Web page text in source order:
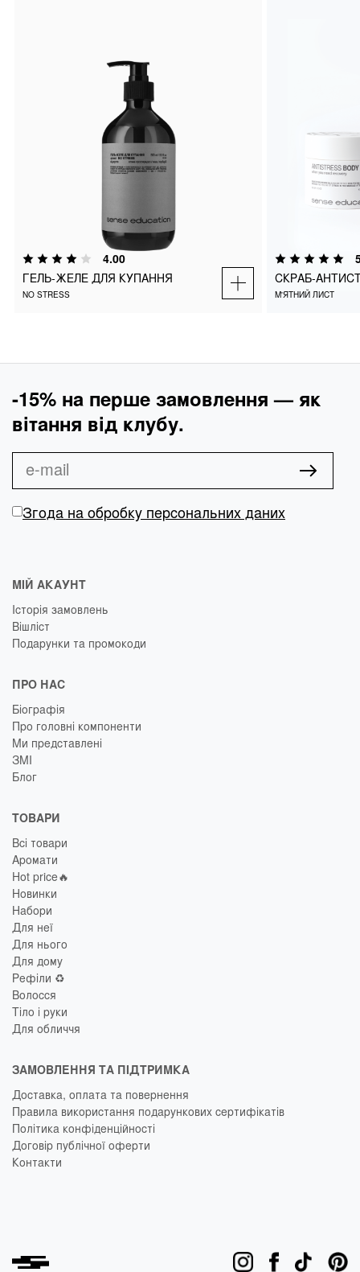
4.00
ГЕЛЬ-ЖЕЛЕ ДЛЯ КУПАННЯ
NO STRESS
ГЕЛЬ-ЖЕЛЕ ДЛЯ КУПАННЯ
ДОДАТИ В КОШИК₴
СКРАБ-
М'ЯТНИЙ ЛИСТ
-15% на перше замовлення — як
вітання від клубу.
Згода на обробку персональних даних
МІЙ АКАУНТ
Історія замовлень
Вішліст
Подарунки та промокоди
ПРО НАС
Біографія
Про головні компоненти
Ми представлені
ЗМІ
Блог
ТОВАРИ
Всі товари
Аромати
Hot price🔥
Новинки
Набори
Для неї
Для нього
Для дому
Рефіли ♻️
Волосся
Тіло і руки
Для обличчя
ЗАМОВЛЕННЯ ТА ПІДТРИМКА
Доставка, оплата та повернення
Правила використання подарункових сертифікатів
Політика конфіденційності
Договір публічної оферти
Контакти